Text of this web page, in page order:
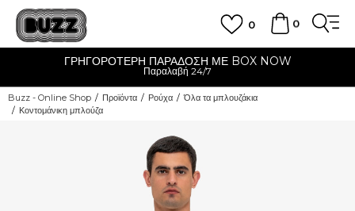
0
0
ΓΡΗΓΟΡΟΤΕΡΗ ΠΑΡΑΔΟΣΗ ΜΕ BOX NOW
Παραλαβή 24/7
Buzz - Online Shop Προϊόντα Ρούχα
Όλα τα μπλουζάκια
Κοντομάνικη μπλούζα